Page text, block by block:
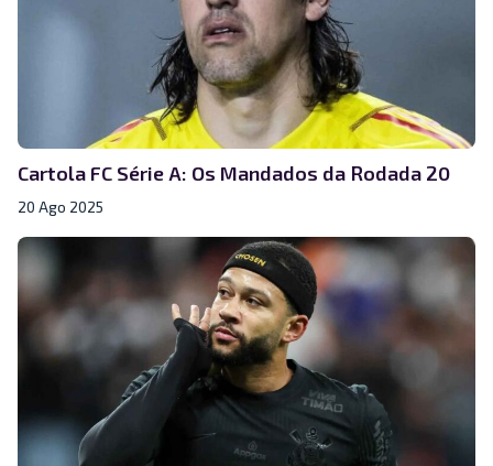
Cartola FC Série A: Os Mandados da Rodada 20
20 Ago 2025